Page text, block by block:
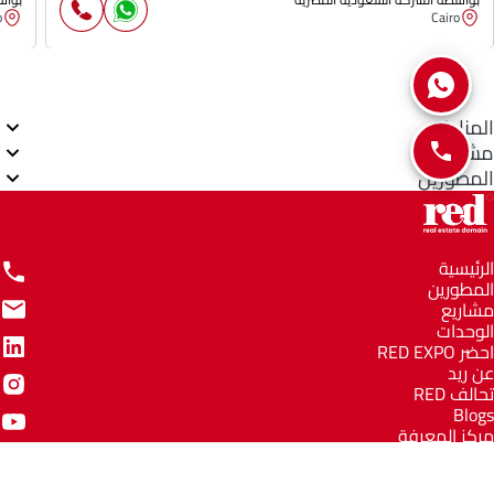
Cairo
المناطق
مشاريع
المطورين
الرئيسية
المطورين
مشاريع
الوحدات
احضر RED EXPO
عن ريد
تحالف RED
Blogs
مركز المعرفة